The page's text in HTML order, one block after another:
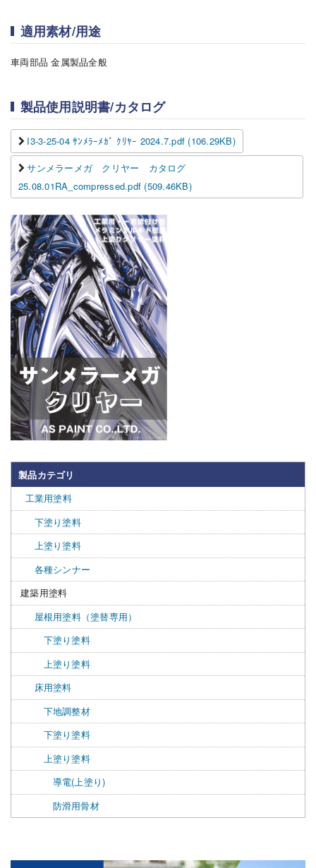
適用素材/用途
車両部品 金属製品全般
製品使用説明書/カタログ
I3-3-25-04 ｻﾝﾒﾗｰﾒｶﾞ ｸﾘﾔｰ 2024.7.pdf (106.29KB)
サンメラーメガ クリヤー カタログ
25.08.01RA_compressed.pdf (509.46KB)
製品カテゴリ
工業用塗料
下塗り塗料
上塗り塗料
各種シンナー
建築用塗料
屋根用塗料（塗替専用）
下塗り塗料
上塗り塗料
床用塗料
下地調整材
下塗り塗料
上塗り塗料
導電(上塗り)
防滑用骨材